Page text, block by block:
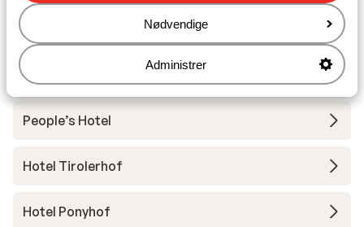
Nødvendige
Administrer
Andre overnatningssteder i Zell am
See - Kaprun
Hotel Salzburgerhof
People’s Hotel
Hotel Tirolerhof
Hotel Ponyhof